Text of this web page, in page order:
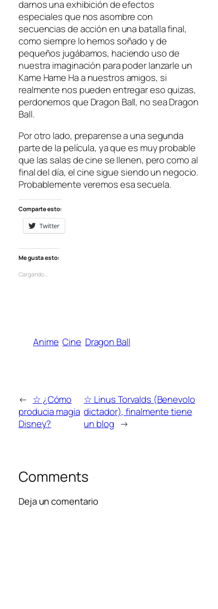
darnos una exhibición de efectos
especiales que nos asombre con
secuencias de acción en una batalla final,
como siempre lo hemos soñado y de
pequeños jugábamos, haciendo uso de
nuestra imaginación para poder lanzarle un
Kame Hame Ha a nuestros amigos, si
realmente nos pueden entregar eso quizas,
perdonemos que Dragon Ball, no sea Dragon
Ball.
Por otro lado, preparense a una segunda
parte de la película, ya que es muy probable
que las salas de cine se llenen, pero como al
final del día, el cine sigue siendo un negocio.
Probablemente veremos esa secuela.
Comparte esto:
Twitter
Me gusta esto:
Cargando…
Anime Cine Dragon Ball
← ☆ ¿Cómo
producia magia
Disney?
☆ Linus Torvalds (Benevolo
dictador), finalmente tiene
un blog →
Comments
Deja un comentario